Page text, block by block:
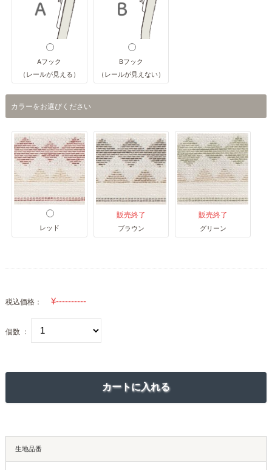
Aフック
（レールが見える）
Bフック
（レールが見えない）
カラーをお選びください
レッド
販売終了
ブラウン
販売終了
グリーン
税込価格：
個数 ：
生地品番